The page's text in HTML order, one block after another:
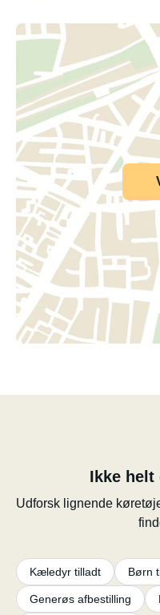
Ikke helt
Udforsk lignende
Kæledyr tilladt Børn
Generøs afbestilling